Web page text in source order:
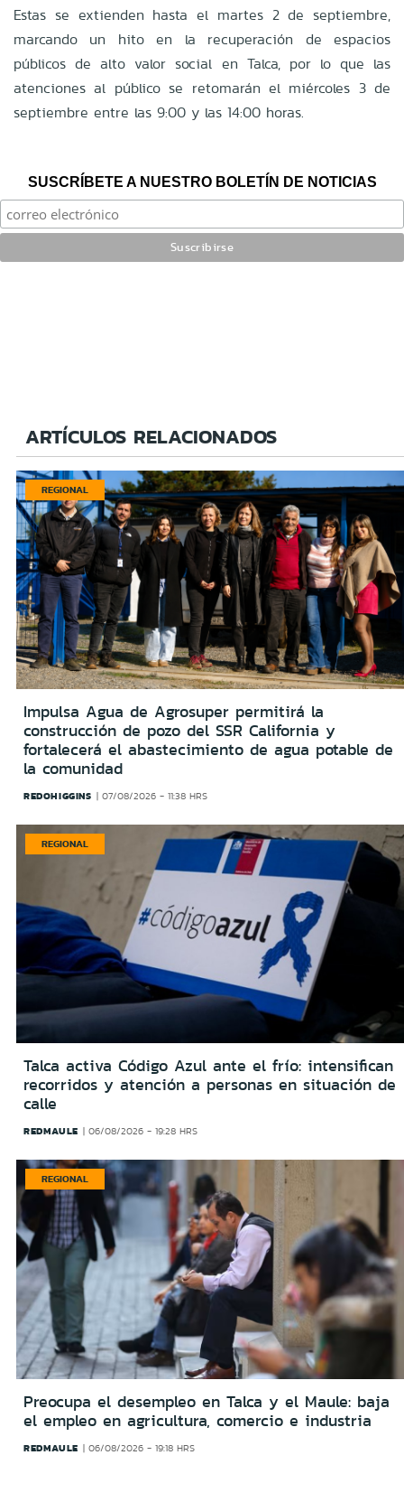
Estas se extienden hasta el martes 2 de septiembre,
marcando un hito en la recuperación de espacios
públicos de alto valor social en Talca, por lo que las
atenciones al público se retomarán el miércoles 3 de
septiembre entre las 9:00 y las 14:00 horas.
SUSCRÍBETE A NUESTRO BOLETÍN DE NOTICIAS
ARTÍCULOS RELACIONADOS
REGIONAL
Impulsa Agua de Agrosuper permitirá la
construcción de pozo del SSR California y
fortalecerá el abastecimiento de agua potable de
la comunidad
REDOHIGGINS 07/08/2026 - 11:38 HRS
REGIONAL
Talca activa Código Azul ante el frío: intensifican
recorridos y atención a personas en situación de
calle
REDMAULE 06/08/2026 - 19:28 HRS
REGIONAL
Preocupa el desempleo en Talca y el Maule: baja
el empleo en agricultura, comercio e industria
REDMAULE 06/08/2026 - 19:18 HRS